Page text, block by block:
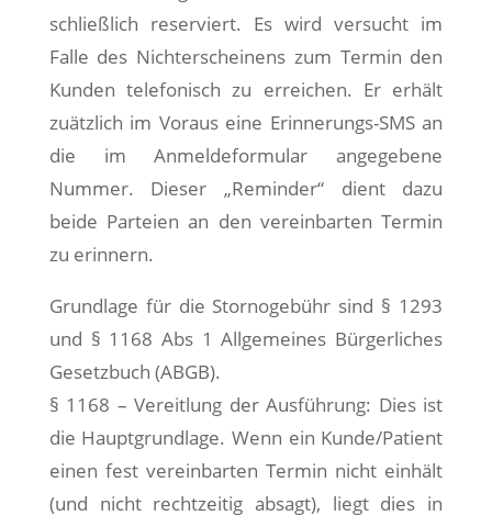
schließlich reserviert. Es wird versucht im
Falle des Nichterscheinens zum Termin den
Kunden telefonisch zu erreichen. Er erhält
zuätzlich im Voraus eine Erinnerungs-SMS an
die im Anmeldeformular angegebene
Nummer. Dieser „Reminder“ dient dazu
beide Parteien an den vereinbarten Termin
zu erinnern.
Grundlage für die Stornogebühr sind § 1293
und § 1168 Abs 1 Allgemeines Bürgerliches
Gesetzbuch (ABGB).
§ 1168 – Vereitlung der Ausführung: Dies ist
die Hauptgrundlage. Wenn ein Kunde/Patient
einen fest vereinbarten Termin nicht einhält
(und nicht rechtzeitig absagt), liegt dies in